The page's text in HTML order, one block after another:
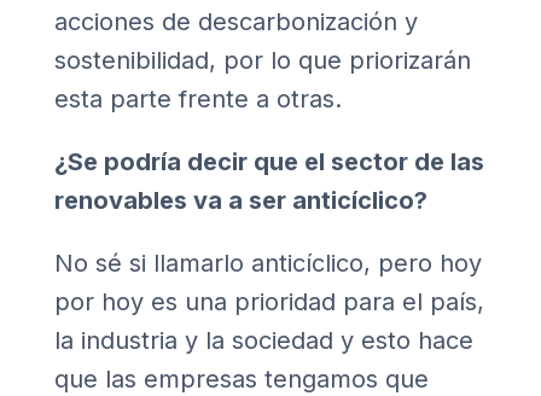
acciones de descarbonización y
sostenibilidad, por lo que priorizarán
esta parte frente a otras.
¿Se podría decir que el sector de las
renovables va a ser anticíclico?
No sé si llamarlo anticíclico, pero hoy
por hoy es una prioridad para el país,
la industria y la sociedad y esto hace
que las empresas tengamos que